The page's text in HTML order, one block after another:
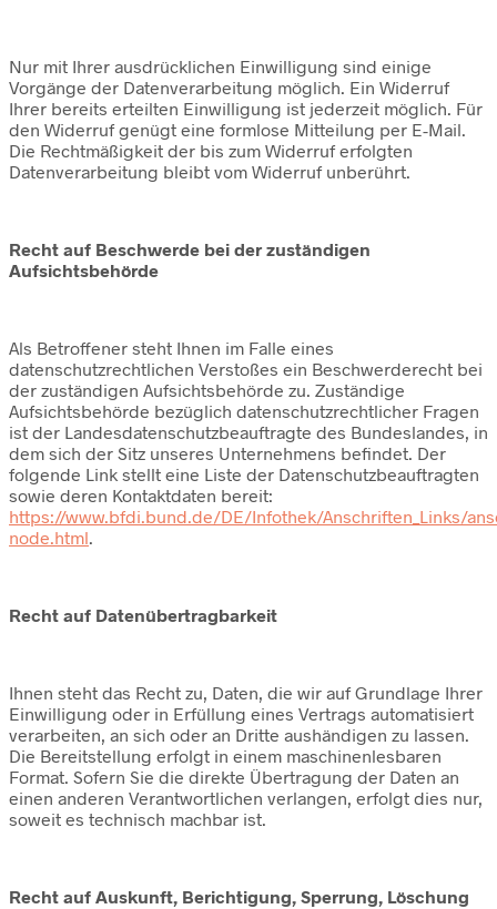
Nur mit Ihrer ausdrücklichen Einwilligung sind einige
Vorgänge der Datenverarbeitung möglich. Ein Widerruf
Ihrer bereits erteilten Einwilligung ist jederzeit möglich. Für
den Widerruf genügt eine formlose Mitteilung per E-Mail.
Die Rechtmäßigkeit der bis zum Widerruf erfolgten
Datenverarbeitung bleibt vom Widerruf unberührt.
Recht auf Beschwerde bei der zuständigen
Aufsichtsbehörde
Als Betroffener steht Ihnen im Falle eines
datenschutzrechtlichen Verstoßes ein Beschwerderecht bei
der zuständigen Aufsichtsbehörde zu. Zuständige
Aufsichtsbehörde bezüglich datenschutzrechtlicher Fragen
ist der Landesdatenschutzbeauftragte des Bundeslandes, in
dem sich der Sitz unseres Unternehmens befindet. Der
folgende Link stellt eine Liste der Datenschutzbeauftragten
sowie deren Kontaktdaten bereit:
https://www.bfdi.bund.de/DE/Infothek/Anschriften_Links/
node.html.
Recht auf Datenübertragbarkeit
Ihnen steht das Recht zu, Daten, die wir auf Grundlage Ihrer
Einwilligung oder in Erfüllung eines Vertrags automatisiert
verarbeiten, an sich oder an Dritte aushändigen zu lassen.
Die Bereitstellung erfolgt in einem maschinenlesbaren
Format. Sofern Sie die direkte Übertragung der Daten an
einen anderen Verantwortlichen verlangen, erfolgt dies nur,
soweit es technisch machbar ist.
Recht auf Auskunft, Berichtigung, Sperrung, Löschung